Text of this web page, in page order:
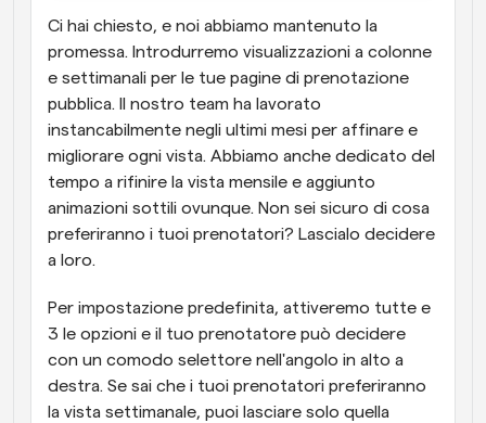
Ci hai chiesto, e noi abbiamo mantenuto la
promessa. Introdurremo visualizzazioni a colonne
e settimanali per le tue pagine di prenotazione
pubblica. Il nostro team ha lavorato
instancabilmente negli ultimi mesi per affinare e
migliorare ogni vista. Abbiamo anche dedicato del
tempo a rifinire la vista mensile e aggiunto
animazioni sottili ovunque. Non sei sicuro di cosa
preferiranno i tuoi prenotatori? Lascialo decidere
a loro.
Per impostazione predefinita, attiveremo tutte e
3 le opzioni e il tuo prenotatore può decidere
con un comodo selettore nell'angolo in alto a
destra. Se sai che i tuoi prenotatori preferiranno
la vista settimanale, puoi lasciare solo quella